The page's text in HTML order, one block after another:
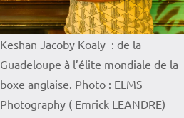
Keshan Jacoby Koaly : de la
Guadeloupe à l’élite mondiale de la
boxe anglaise. Photo : ELMS
Photography ( Emrick LEANDRE)